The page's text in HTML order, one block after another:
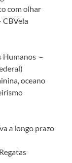
com olhar
CBVela
Humanos –
oceano
a longo prazo